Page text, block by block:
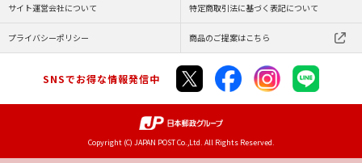
サイト運営会社について 特定商取引法に基づく表記について
プライバシーポリシー 商品のご提案はこちら
SNSでお得な情報発信中
Copyright (C) JAPAN POST Co.,Ltd. All Rights Reserved.